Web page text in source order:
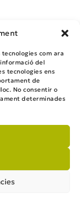
com ara
del
tecnologies ens
de
No consentir o
determinades
I CONSULTORIA
11
drets reservats
de privacitat